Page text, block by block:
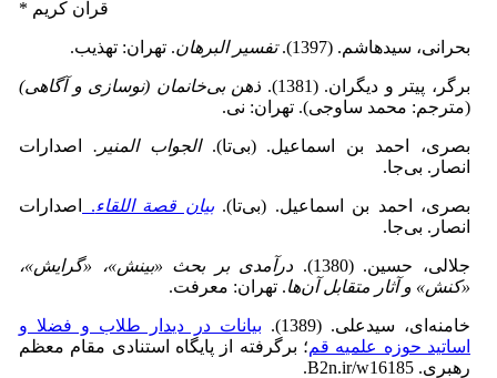
* قرآن کریم
بحرانی، سیدهاشم. (1397). تفسیر البرهان. تهران: تهذیب.
برگر، پیتر و دیگران. (1381).
ذهن‌ بی‌خانمان‌ (نوسازی‌ و آگاهی‌)
(مترجم:‌ محمد ساوجی). ‏تهران: نی‌.
بصری، احمد بن اسماعیل. (بی‌‌تا).الجواب المنیر.
اصدارات
انصار. بی‌‌جا.
بصری، احمد بن اسماعیل. (بی‌‌تا).بیان قصة اللقاء.
اصدارات
انصار. بی‌‌جا.
جلالی، حسین. (1380).
درآمدى بر بحث «بینش»، «گرایش»،
«کنش» و آثار متقابل آنها. تهران: معرفت.
خامنه‌‌ای، سیدعلی. (1389).
بیانات در دیدار طلاب و فضلا و
اساتید حوزه علمیه‌‌ قم‌؛ برگرفته از پایگاه استنادی مقام معظم
رهبری. B2n.ir/w16185.